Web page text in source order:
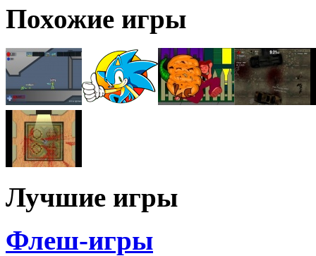
Похожие игры
Лучшие игры
Флеш-игры